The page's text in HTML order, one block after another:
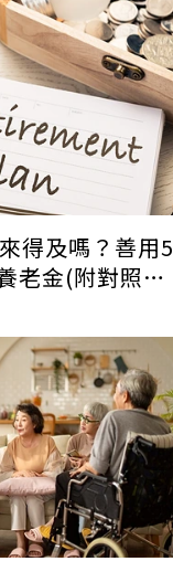
得及嗎？善用5
老金(附對照表